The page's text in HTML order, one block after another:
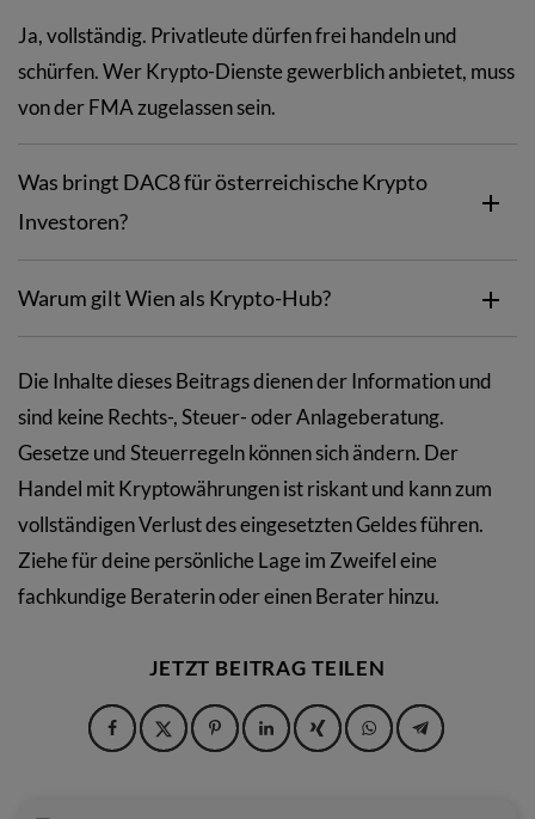
Ja, vollständig. Privatleute dürfen frei handeln und
schürfen. Wer Krypto-Dienste gewerblich anbietet, muss
von der FMA zugelassen sein.
Was bringt DAC8 für österreichische Krypto
Investoren?
Warum gilt Wien als Krypto-Hub?
Die Inhalte dieses Beitrags dienen der Information und
sind keine Rechts-, Steuer- oder Anlageberatung.
Gesetze und Steuerregeln können sich ändern. Der
Handel mit Kryptowährungen ist riskant und kann zum
vollständigen Verlust des eingesetzten Geldes führen.
Ziehe für deine persönliche Lage im Zweifel eine
fachkundige Beraterin oder einen Berater hinzu.
JETZT BEITRAG TEILEN